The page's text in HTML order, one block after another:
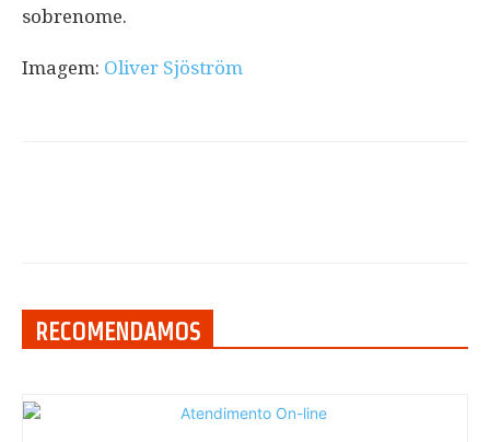
sobrenome.
Imagem: Oliver Sjöström
RECOMENDAMOS